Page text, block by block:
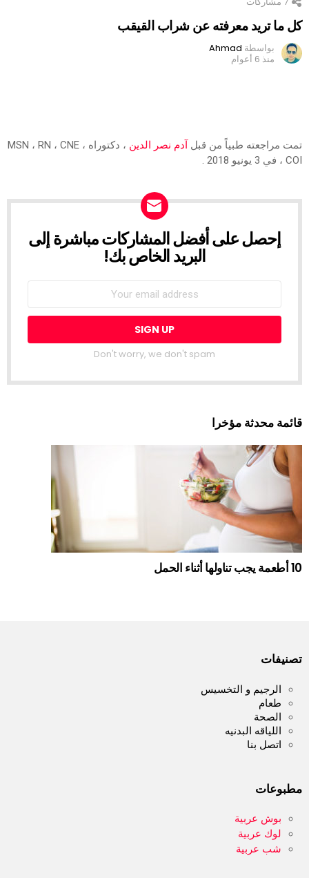
كل ما تريد معرفته عن شراب القيقب
بواسطة Ahmad
منذ 6 أعوام
تمت مراجعته طبياً من قبل آدم نصر الدين
، دكتوراه ، MSN ، RN ، CNE
، COI في 3 يونيو 2018 .
NEWSLETTER
إحصل على أفضل المشاركات مباشرة إلى
البريد الخاص بك!
Don't worry, we don't spam
قائمة محدثة مؤخرا
10 أطعمة يجب تناولها أثناء الحمل
تصنيفات
الرجيم و التخسيس
طعام
الصحة
اللياقه البدنيه
اتصل بنا
مطبوعات
بوش عربية
لوك عربية
شب عربية